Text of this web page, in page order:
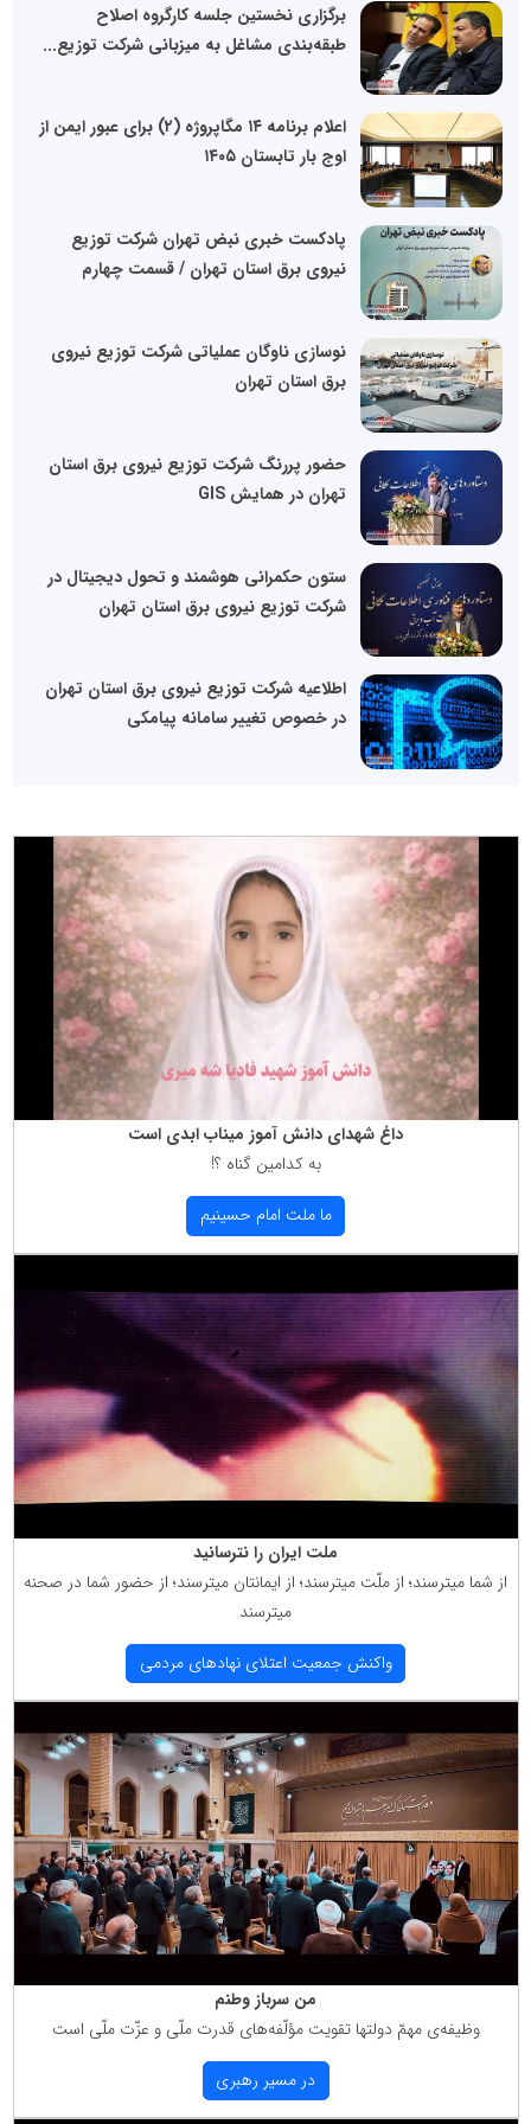
برگزاری نخستین جلسه کارگروه اصلاح
طبقه‌بندی مشاغل به میزبانی شرکت توزیع...
اعلام برنامه ۱۴ مگاپروژه (۲) برای عبور ایمن از
اوج بار تابستان ۱۴۰۵
پادکست خبری نبض تهران شرکت توزیع
نیروی برق استان تهران / قسمت چهارم
نوسازی ناوگان عملیاتی شرکت توزیع نیروی
برق استان تهران
حضور پررنگ شرکت توزیع نیروی برق استان
تهران در همایش GIS
ستون حکمرانی هوشمند و تحول دیجیتال در
شرکت توزیع نیروی برق استان تهران
اطلاعیه شرکت توزیع نیروی برق استان تهران
در خصوص تغییر سامانه پیامکی
داغ شهدای دانش آموز میناب ابدی است
به كدامین گناه ؟!
ما ملت امام حسینیم
ملت ایران را نترسانید
از شما میترسند؛ از ملّت میترسند؛ از ایمانتان میترسند؛ از حضور شما در صحنه
میترسند
واكنش جمعیت اعتلای نهادهای مردمی
من سرباز وطنم
وظیفه‌ی مهمّ دولتها تقویت مؤلّفه‌های قدرت ملّی و عزّت ملّی است
در مسیر رهبری